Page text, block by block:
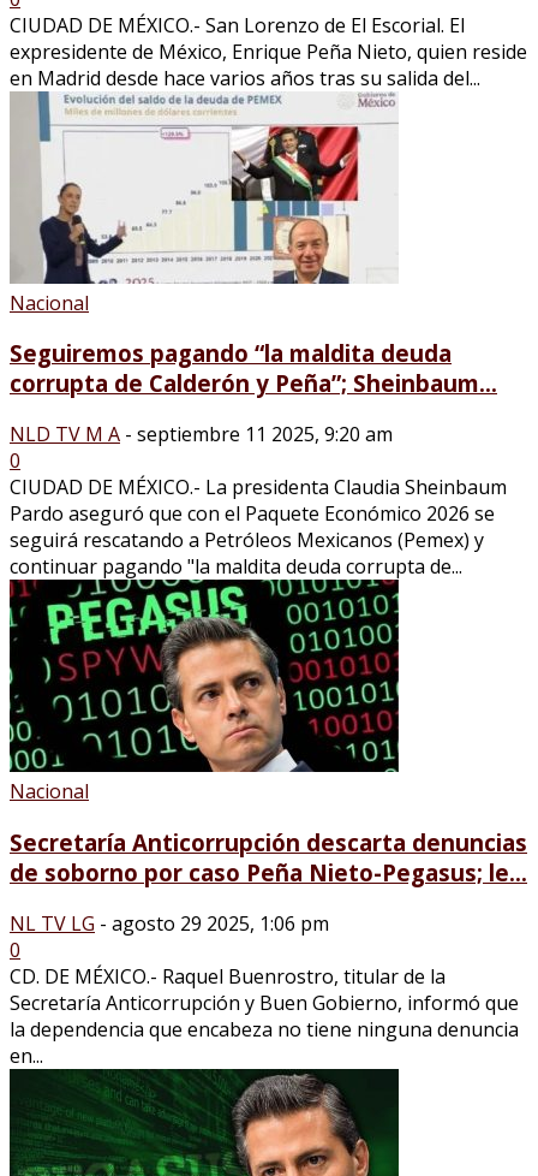
CIUDAD DE MÉXICO.- San Lorenzo de El Escorial. El
expresidente de México, Enrique Peña Nieto, quien reside
en Madrid desde hace varios años tras su salida del...
Nacional
Seguiremos pagando “la maldita deuda
corrupta de Calderón y Peña”; Sheinbaum...
NLD TV M A - septiembre 11 2025, 9:20 am
0
CIUDAD DE MÉXICO.- La presidenta Claudia Sheinbaum
Pardo aseguró que con el Paquete Económico 2026 se
seguirá rescatando a Petróleos Mexicanos (Pemex) y
continuar pagando "la maldita deuda corrupta de...
Nacional
Secretaría Anticorrupción descarta denuncias
de soborno por caso Peña Nieto-Pegasus; le...
NL TV LG - agosto 29 2025, 1:06 pm
0
CD. DE MÉXICO.- Raquel Buenrostro, titular de la
Secretaría Anticorrupción y Buen Gobierno, informó que
la dependencia que encabeza no tiene ninguna denuncia
en...